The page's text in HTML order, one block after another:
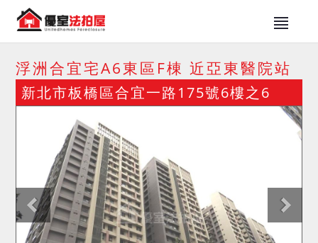
浮洲合宜宅A6東區F棟 近亞東醫院站
新北市板橋區合宜一路175號6樓之6